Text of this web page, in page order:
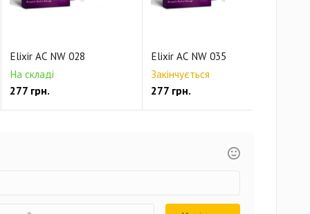
Elixir AC NW 028
На складі
277 грн.
Elixir AC NW 035
Закінчується
277 грн.